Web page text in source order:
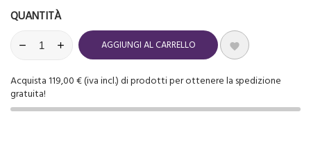
QUANTITÀ
AGGIUNGI AL CARRELLO 
Acquista 119,00 € (iva incl.) di prodotti per ottenere la spedizione
gratuita!